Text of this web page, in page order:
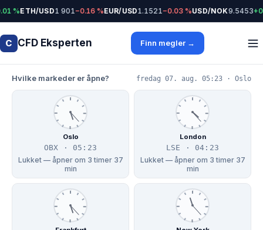
% ETH/USD1 901−0.16 % EUR/USD1.1521−0.03 % USD/NOK9.5453
C CFD Eksperten Finn megler →
Hvilke markeder er åpne? fredag 07. aug. 05:23 · Oslo
Oslo
OBX · 05:23
Lukket — åpner om 3 timer 37
min
London
LSE · 04:23
Lukket — åpner om 3 timer 37
min